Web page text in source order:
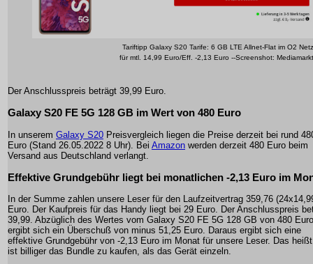
Tariftipp Galaxy S20 Tarife: 6 GB LTE Allnet-Flat im O2 Netz
für mtl. 14,99 Euro/Eff. -2,13 Euro --Screenshot: Mediamarkt
Der Anschlusspreis beträgt 39,99 Euro.
Galaxy S20 FE 5G 128 GB im Wert von 480 Euro
In unserem Galaxy S20 Preisvergleich liegen die Preise derzeit bei rund
Euro (Stand 26.05.2022 8 Uhr). Bei Amazon werden derzeit 480 Euro beim
Versand aus Deutschland verlangt.
Effektive Grundgebühr liegt bei monatlichen -2,13 Euro im
In der Summe zahlen unsere Leser für den Laufzeitvertrag 359,76
Euro. Der Kaufpreis für das Handy liegt bei 29 Euro. Der Anschlusspreis
39,99. Abzüglich des Wertes vom Galaxy S20 FE 5G 128 GB von 480 Euro
ergibt sich ein Überschuß von minus 51,25 Euro. Daraus ergibt sich eine
effektive Grundgebühr von -2,13 Euro im Monat für unsere Leser. Das
ist billiger das Bundle zu kaufen, als das Gerät einzeln.